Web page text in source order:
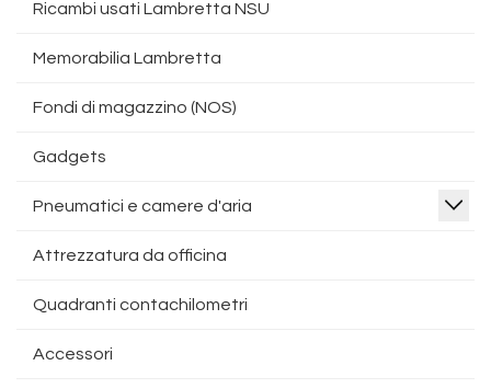
Ricambi usati Lambretta NSU
Memorabilia Lambretta
Fondi di magazzino (NOS)
Gadgets
Pneumatici e camere d'aria
Attrezzatura da officina
Quadranti contachilometri
Accessori